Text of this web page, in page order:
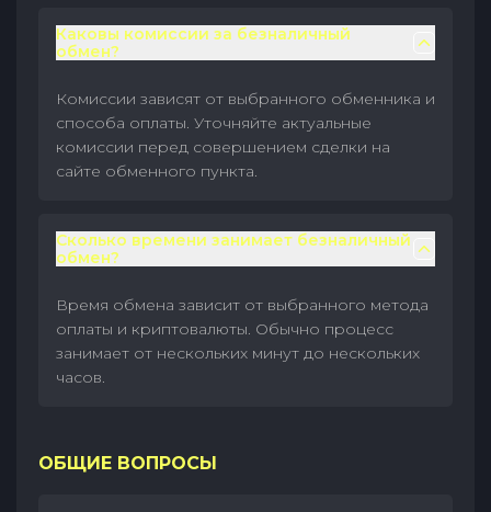
Каковы комиссии за безналичный
обмен?
Комиссии зависят от выбранного обменника и
способа оплаты. Уточняйте актуальные
комиссии перед совершением сделки на
сайте обменного пункта.
Сколько времени занимает безналичный
обмен?
Время обмена зависит от выбранного метода
оплаты и криптовалюты. Обычно процесс
занимает от нескольких минут до нескольких
часов.
ОБЩИЕ ВОПРОСЫ